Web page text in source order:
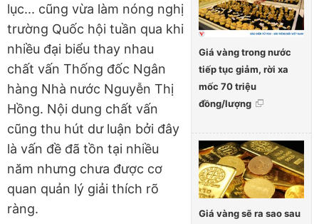
Giá vàng trong nước
tiếp tục giảm, rời xa
mốc 70 triệu
đồng/lượng
Giá vàng sẽ ra sao sau
lục... cũng vừa làm nóng nghị
trường Quốc hội tuần qua khi
nhiều đại biểu thay nhau
chất vấn Thống đốc Ngân
hàng Nhà nước Nguyễn Thị
Hồng. Nội dung chất vấn
cũng thu hút dư luận bởi đây
là vấn đề đã tồn tại nhiều
năm nhưng chưa được cơ
quan quản lý giải thích rõ
ràng.